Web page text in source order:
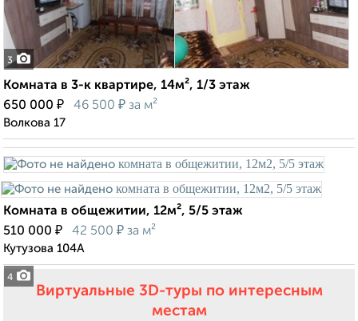
3
Комната в 3-к квартире, 14м², 1/3 этаж
650 000 ₽ 46 500 ₽ за м²
Волкова 17
4
Комната в общежитии, 12м², 5/5 этаж
510 000 ₽ 42 500 ₽ за м²
Кутузова 104А
Виртуальные 3D-туры по интересным
местам